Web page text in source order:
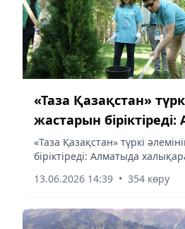
«Таза Қазақстан»
жастарын
халықаралық
күні өтті
«Таза Қазақстан» түркі
біріктіреді: Алматыда
13.06.2026 14:39 • 354 көру